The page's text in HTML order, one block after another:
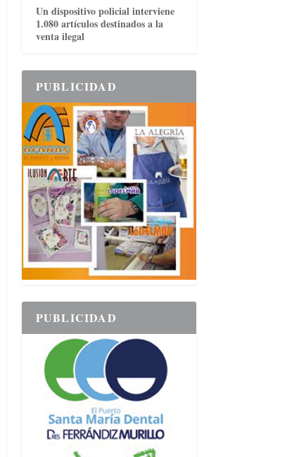
Un dispositivo policial interviene
1.080 artículos destinados a la
venta ilegal
PUBLICIDAD
PUBLICIDAD